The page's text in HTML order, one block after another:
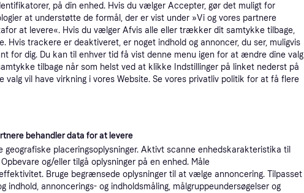
Promoveret
49 kr. fragt ,1-3 dage 279 kr.
kategori. Vis alle priser
på din enhed. Hvis du vælger Accepter, gør det muligt for
at understøtte de formål, der er vist under »Vi og vores partnere
at levere«. Hvis du vælger Afvis alle eller trækker dit samtykke tilbage,
Hvis trackere er deaktiveret, er noget indhold og annoncer, du ser, muligvis
for dig. Du kan til enhver tid få vist denne menu igen for at ændre dine valg
tilbage når som helst ved at klikke Indstillinger på linket nederst på
valg vil have virkning i vores Website. Se vores privatliv politik for at få flere
behandler data for at levere
geografiske placeringsoplysninger. Aktivt scanne enhedskarakteristika til
og/eller tilgå oplysninger på en enhed. Måle
Bruge begrænsede oplysninger til at vælge annoncering. Tilpasset
indhold, annoncerings- og indholdsmåling, målgruppeundersøgelser og